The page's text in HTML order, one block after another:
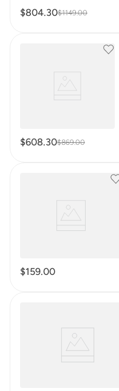
$804.30$1149.00
$608.30$869.00
$159.00